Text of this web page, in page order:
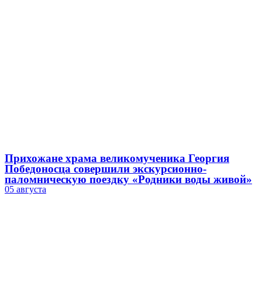
Прихожане храма великомученика Георгия
Победоносца совершили экскурсионно-
паломническую поездку «Родники воды живой»
05 августа